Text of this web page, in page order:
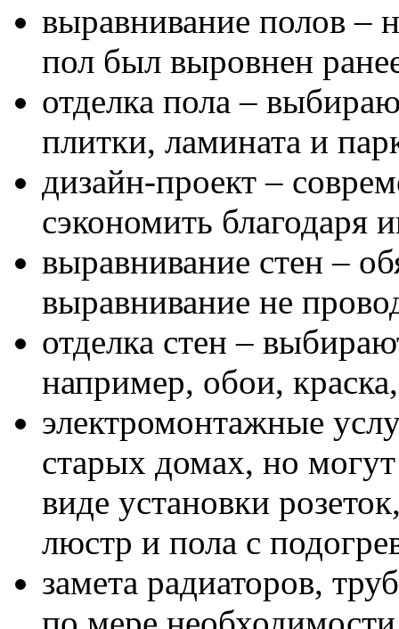
выравнивание полов –
пол был выровнен
отделка пола –
плитки, ламината и
дизайн-проект –
сэкономить благодаря
выравнивание стен –
выравнивание не
отделка стен –
например, обои,
электромонтажные
старых домах, но
виде установки
люстр и пола с
замета радиаторов,